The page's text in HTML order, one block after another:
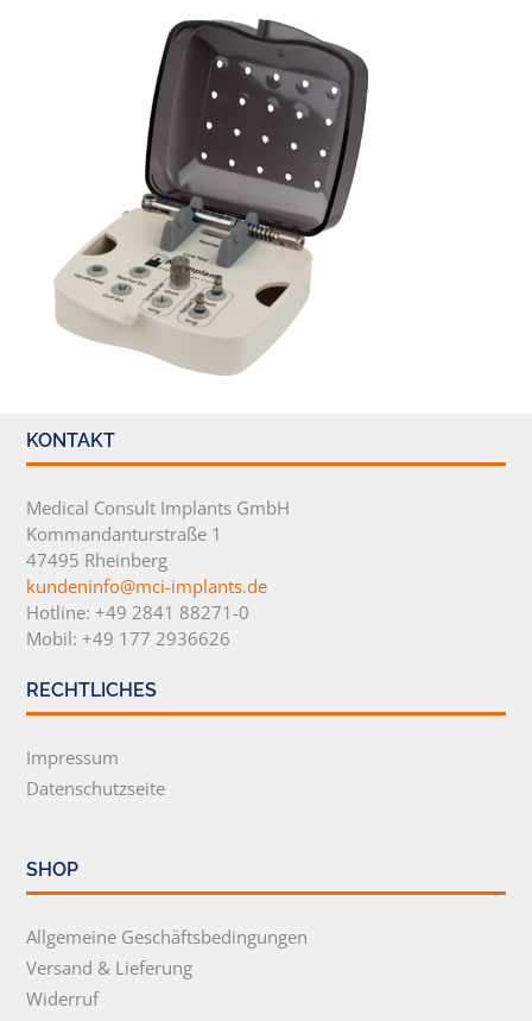
KONTAKT
Medical Consult Implants GmbH
Kommandanturstraße 1
47495 Rheinberg
kundeninfo@mci-implants.de
Hotline: +49 2841 88271-0
Mobil: +49 177 2936626
RECHTLICHES
Impressum
Datenschutzseite
SHOP
Allgemeine Geschäftsbedingungen
Versand & Lieferung
Widerruf